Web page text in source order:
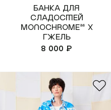
Банка для
сладостей
MONOCHROME™ x
Гжель
8 000 ₽